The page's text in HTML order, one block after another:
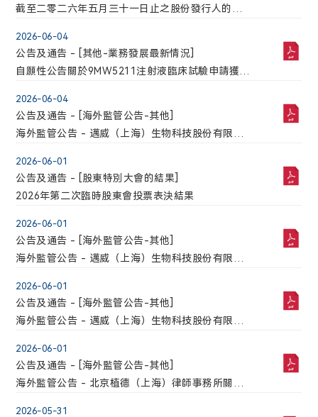
截至二零二六年五月三十一日止之股份發行人的證
2026-06-04
公告及通告 - [其他-業務發展最新情況]
自願性公告關於9MW5211注射液臨床試驗申請獲得
2026-06-04
公告及通告 - [海外監管公告-其他]
海外監管公告 - 邁威（上海）生物科技股份有限公
2026-06-01
公告及通告 - [股東特別大會的結果]
2026年第二次臨時股東會投票表決結果
2026-06-01
公告及通告 - [海外監管公告-其他]
海外監管公告 - 邁威（上海）生物科技股份有限公
2026-06-01
公告及通告 - [海外監管公告-其他]
海外監管公告 - 邁威（上海）生物科技股份有限公
2026-06-01
公告及通告 - [海外監管公告-其他]
海外監管公告 - 北京植德（上海）律師事務所關於
2026-05-31